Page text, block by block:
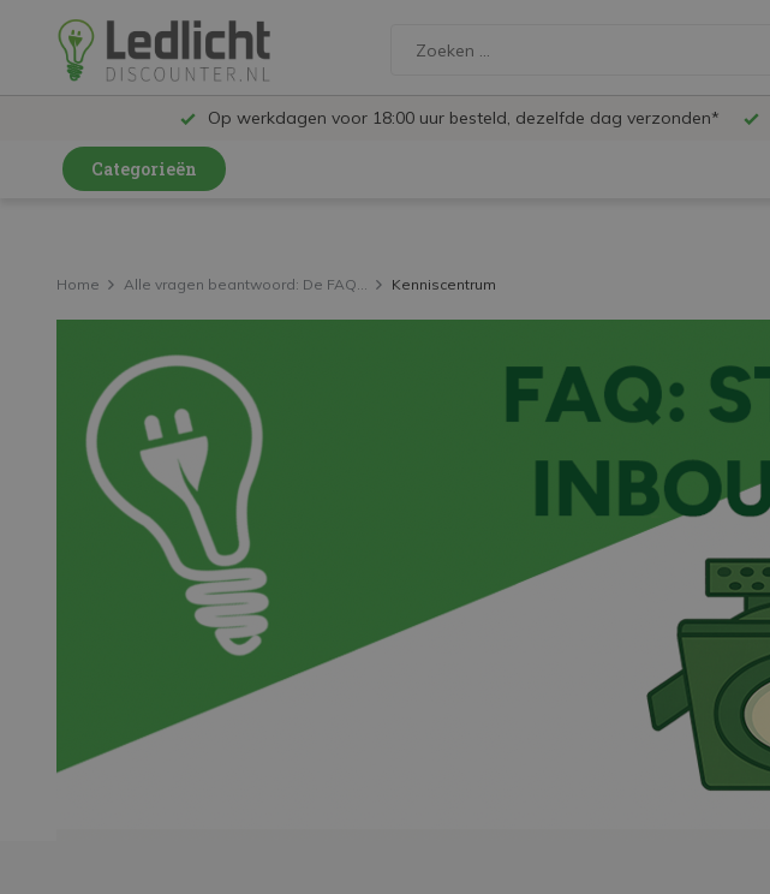
Op werkdagen voor 18:00 uur besteld, dezelfde dag verzonden*
Categorieën
LED Railspots
LED TL
LED Plafondlampen en Wandlampen
LED Schijnwerpers
LED High Bay lampen
LED Strips
Decoratieve verlichting
LED Buitenverlichting
LED Noodverlichting
Installatiemateriaal
Home Alle vragen beantwoord: De FAQ... Kenniscentrum